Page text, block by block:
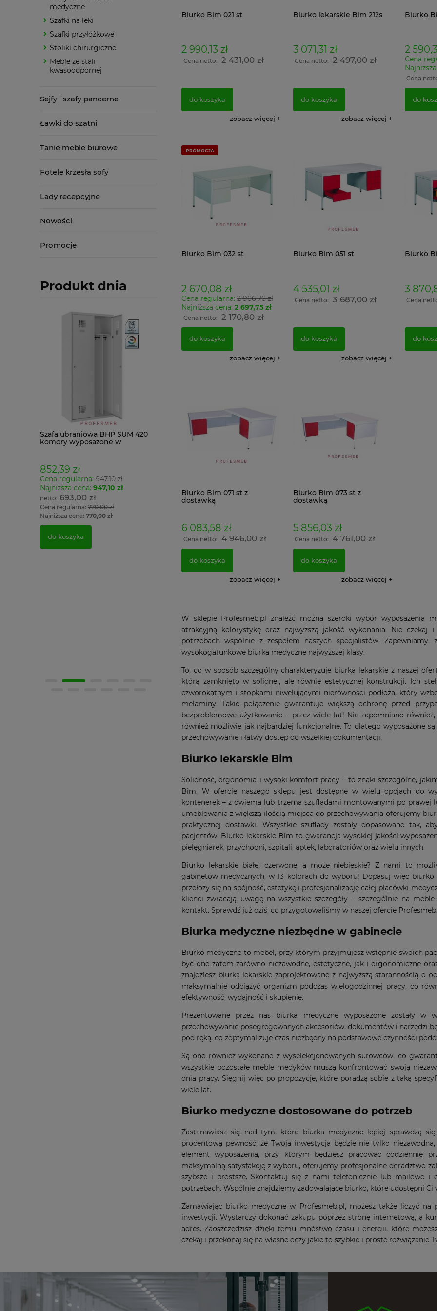
medyczne
Szafki na leki
Szafki przyłóżkowe
Stoliki chirurgiczne
Meble ze stali
kwasoodpornej
Sejfy i szafy pancerne
Ławki do szatni
Tanie meble biurowe
Fotele krzesła sofy
Lady recepcyjne
Nowości
Promocje
Produkt dnia
Szafa ubraniowa BHP SUM 420
komory wyposażone w
852,39 zł
Cena regularna: 947,10 zł
Najniższa cena: 947,10 zł
693,00 zł
Cena regularna: 770,00 zł
Najniższa cena: 770,00 zł
do koszyka
Sejf FRS 49 ognioodporny
antywłamaniowy VALBERG EL
do koszyka
Sejf ognioodporny
antywłamaniowy VALBERG FRS
93 T EL zamek elektroniczny
do koszyka
Biurko Bim 021 st
2 990,13 zł
Cena netto: 2 431,00 zł
do koszyka
zobacz więcej
Biurko lekarskie Bim 212s
3 071,31 zł
Cena netto: 2 497,00 zł
do koszyka
zobacz więcej
Biurko
2
Cena
Cena
do
Biurko Bim 032 st
2 670,08 zł
Cena regularna: 2 966,76 zł
Najniższa cena: 2 697,75 zł
Cena netto: 2 170,80 zł
do koszyka
zobacz więcej
PROMOCJA
Biurko Bim 051 st
4 535,01 zł
Cena netto: 3 687,00 zł
do koszyka
zobacz więcej
Biurko
3
Cena
do
Biurko Bim 071 st z
dostawką
6 083,58 zł
Cena netto: 4 946,00 zł
do koszyka
zobacz więcej
Biurko Bim 073 st z
dostawką
5 856,03 zł
Cena netto: 4 761,00 zł
do koszyka
zobacz więcej
W sklepie Profesmeb.pl znaleźć można szeroki wybór wyposażenia
atrakcyjną kolorystykę oraz najwyższą jakość wykonania. Nie
potrzebach wspólnie z zespołem naszych specjalistów.
wysokogatunkowe biurka medyczne najwyższej klasy.
To, co w sposób szczególny charakteryzuje biurka lekarskie z naszej
którą zamknięto w solidnej, ale równie estetycznej konstrukcji. Ich
czworokątnym i stopkami niwelującymi nierówności podłoża, który
melaminy. Takie połączenie gwarantuje większą ochronę przed
bezproblemowe użytkowanie – przez wiele lat! Nie zapomniano
również możliwie jak najbardziej funkcjonalne. To dlatego wyposażone
przechowywanie i łatwy dostęp do wszelkiej dokumentacji.
Biurko lekarskie Bim
Solidność, ergonomia i wysoki komfort pracy – to znaki szczególne,
Bim. W ofercie naszego sklepu jest dostępne w wielu opcjach do
kontenerek – z dwiema lub trzema szufladami montowanymi po prawej
umeblowania z większą ilością miejsca do przechowywania oferujemy
praktycznej dostawki. Wszystkie szuflady zostały dopasowane tak,
pacjentów. Biurko lekarskie Bim to gwarancja wysokiej jakości
pielęgniarek, przychodni, szpitali, aptek, laboratoriów oraz wielu innych.
Biurko lekarskie białe, czerwone, a może niebieskie? Z nami to
gabinetów medycznych, w 13 kolorach do wyboru! Dopasuj więc
przełoży się na spójność, estetykę i profesjonalizację całej placówki
klienci zwracają uwagę na wszystkie szczegóły – szczególnie na meble
kontakt. Sprawdź już dziś, co przygotowaliśmy w naszej ofercie
Biurka medyczne niezbędne w gabinecie
Biurko medyczne to mebel, przy którym przyjmujesz wstępnie swoich
być one zatem zarówno niezawodne, estetyczne, jak i ergonomiczne
znajdziesz biurka lekarskie zaprojektowane z najwyższą starannością o
maksymalnie odciążyć organizm podczas wielogodzinnej pracy, co
efektywność, wydajność i skupienie.
Prezentowane przez nas biurka medyczne wyposażone zostały
przechowywanie posegregowanych akcesoriów, dokumentów i narzędzi
pod ręką, co zoptymalizuje czas niezbędny na podstawowe czynności
Są one również wykonane z wyselekcjonowanych surowców, co
wszystkie pozostałe meble medyków muszą konfrontować swoją
dnia pracy. Sięgnij więc po propozycje, które poradzą sobie z taką
wiele lat.
Biurko medyczne dostosowane do potrzeb
Zastanawiasz się nad tym, które biurka medyczne lepiej sprawdzą
procentową pewność, że Twoja inwestycja będzie nie tylko
element wyposażenia, przy którym będziesz pracować codziennie
maksymalną satysfakcję z wyboru, oferujemy profesjonalne doradztwo
szybsze i prostsze. Skontaktuj się z nami telefonicznie lub mailowo i
potrzebach. Wspólnie znajdziemy zadowalające biurko, które udostępni
Zamawiając biurko medyczne w Profesmeb.pl, możesz także liczyć na
inwestycji. Wystarczy dokonać zakupu poprzez stronę internetową, a
adres. Zaoszczędzisz dzięki temu mnóstwo czasu i energii, które
czekaj i przekonaj się na własne oczy jakie to szybkie i proste rozwiązanie